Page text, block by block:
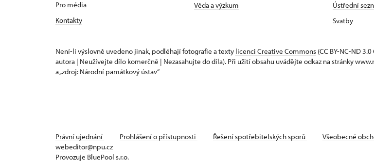
Pro média
Kontakty
Věda a výzkum
Ústřední
Svatby
Není-li výslovně uvedeno jinak, podléhají fotografie a texty licenci Creative Commons (CC BY-NC-ND
autora | Neužívejte dílo komerčně | Nezasahujte do díla). Při užití obsahu uvádějte odkaz na stránky
a „zdroj: Národní památkový ústav“
Právní ujednání Prohlášení o přístupnosti Řešení spotřebitelských sporů Všeobecné
webeditor@npu.cz
Provozuje BluePool s.r.o.